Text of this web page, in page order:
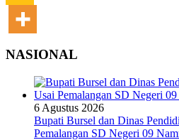
NASIONAL
6 Agustus 2026
Bupati Bursel dan Dinas
Pemalangan SD Negeri 09